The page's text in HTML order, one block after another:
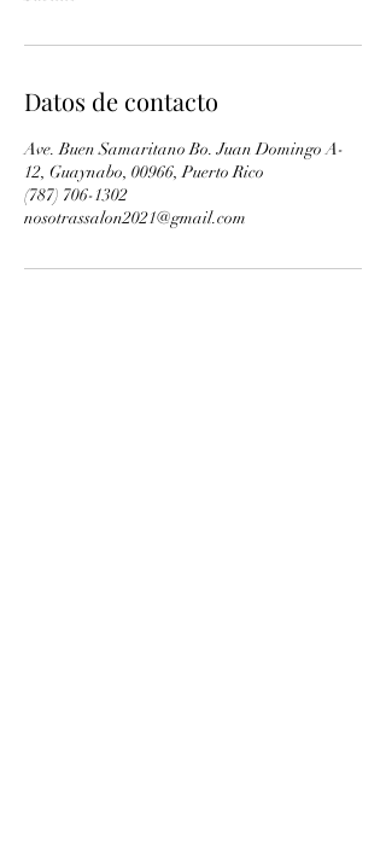
Datos de contacto
Ave. Buen Samaritano Bo. Juan Domingo A-
12, Guaynabo, 00966, Puerto Rico
(787) 706-1302
nosotrassalon2021@gmail.com